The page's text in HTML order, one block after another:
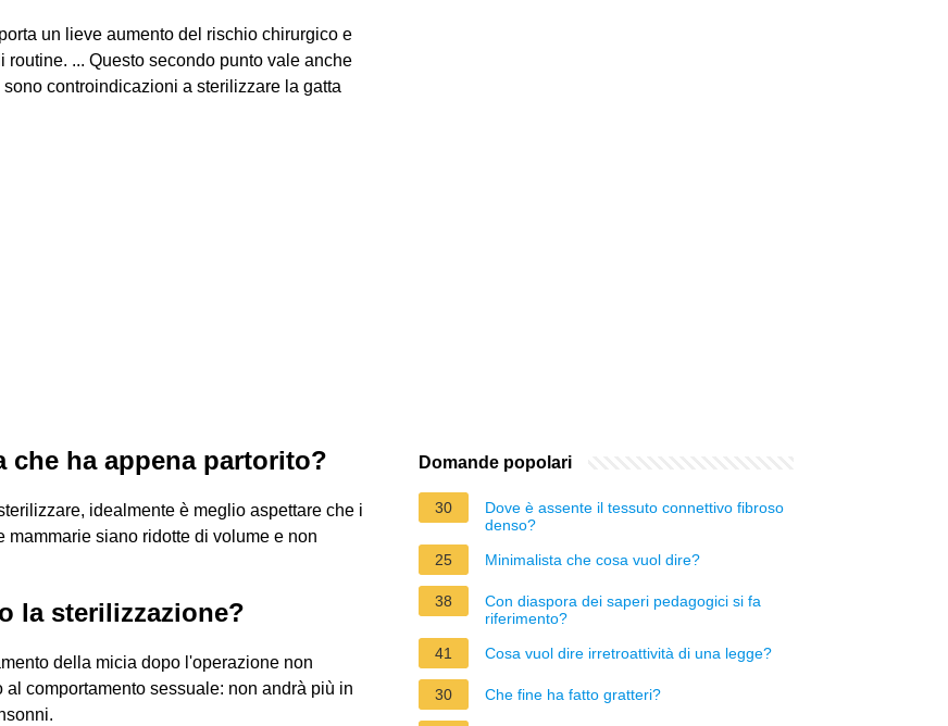
un lieve aumento del rischio chirurgico e
... Questo secondo punto vale anche
controindicazioni a sterilizzare la gatta
che ha appena partorito?
idealmente è meglio aspettare che i
siano ridotte di volume e non
la sterilizzazione?
della micia dopo l'operazione non
comportamento sessuale: non andrà più in
Domande popolari
30
Dove è assente il tessuto connettivo fibroso
denso?
25
Minimalista che cosa vuol dire?
38
Con diaspora dei saperi pedagogici si fa
riferimento?
41
Cosa vuol dire irretroattività di una legge?
30 Che fine ha fatto gratteri?